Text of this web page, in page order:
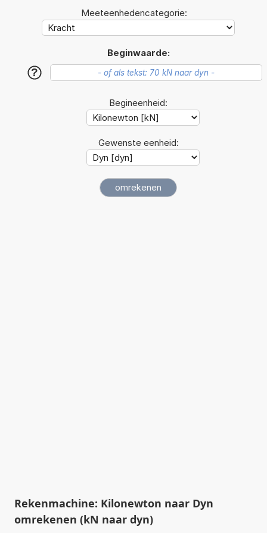
Meeteenhedencategorie:
Beginwaarde:
?
Begineenheid:
Gewenste eenheid:
Rekenmachine: Kilonewton naar Dyn
omrekenen (kN naar dyn)